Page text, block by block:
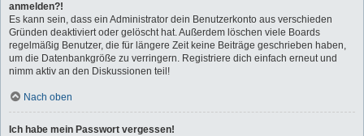
anmelden?!
Es kann sein, dass ein Administrator dein Benutzerkonto aus verschieden
Gründen deaktiviert oder gelöscht hat. Außerdem löschen viele Boards
regelmäßig Benutzer, die für längere Zeit keine Beiträge geschrieben haben,
um die Datenbankgröße zu verringern. Registriere dich einfach erneut und
nimm aktiv an den Diskussionen teil!
Nach oben
Ich habe mein Passwort vergessen!